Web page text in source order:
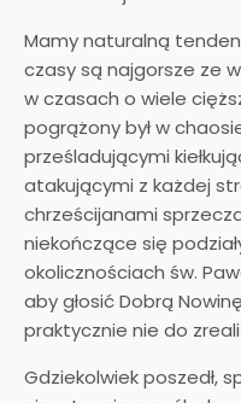
Mamy naturalną
czasy są najgorsze ze
w czasach o wiele
pogrążony był w
prześladującymi
atakującymi z każdej
chrześcijanami
niekończące się
okolicznościach św.
aby głosić Dobrą
praktycznie nie do
Gdziekolwiek poszedł,